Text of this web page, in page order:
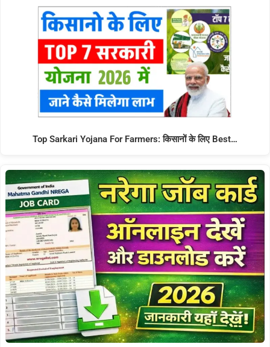
Top Sarkari Yojana For Farmers: किसानों के लिए Best…